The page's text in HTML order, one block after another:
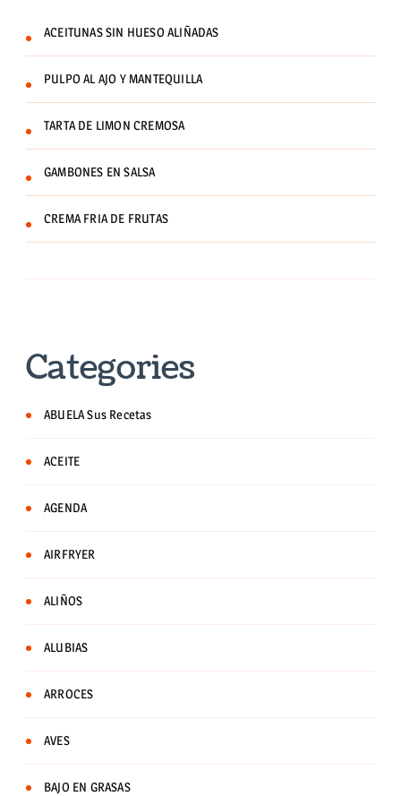
ACEITUNAS SIN HUESO ALIÑADAS
PULPO AL AJO Y MANTEQUILLA
TARTA DE LIMON CREMOSA
GAMBONES EN SALSA
CREMA FRIA DE FRUTAS
Categories
ABUELA Sus Recetas
ACEITE
AGENDA
AIRFRYER
ALIÑOS
ALUBIAS
ARROCES
AVES
BAJO EN GRASAS